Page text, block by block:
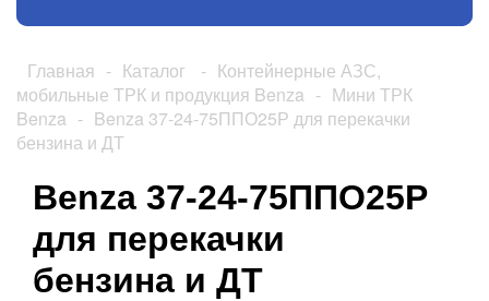
Главная - Каталог - Контейнерные АЗС,
мобильные ТРК и продукция Benza - Мини ТРК
Benza - Benza 37-24-75ППО25Р для перекачки
бензина и ДТ
Benza 37-24-75ППО25Р
для перекачки
бензина и ДТ